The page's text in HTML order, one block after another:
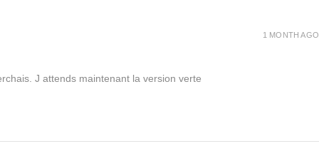
J attends maintenant la version verte
1 MONTH AGO